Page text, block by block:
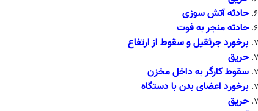
حادثه آتش سوزی
حادثه منجر به فوت
برخورد جرثقیل و سقوط از ارتفاع
حریق
سقوط کارگر به داخل مخزن
برخورد اعضای بدن با دستگاه
حریق